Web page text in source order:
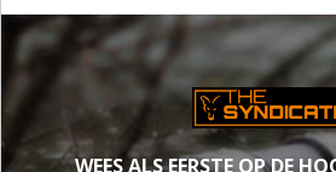
WEES ALS EERSTE OP DE